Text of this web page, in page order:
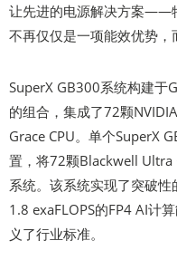
让先进的电源解决方案——
不再仅仅是一项能效优势，
SuperX GB300系统构建于
的组合，集成了72颗
Grace CPU。单个SuperX
置，将72颗Blackwell Ultra
系统。该系统实现了突破
1.8 exaFLOPS的FP4 AI计
义了行业标准。